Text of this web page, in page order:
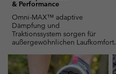
& Performance
Omni-MAX™ adaptive
Dämpfung und
Traktionssystem sorgen für
außergewöhnlichen Laufkomfort.